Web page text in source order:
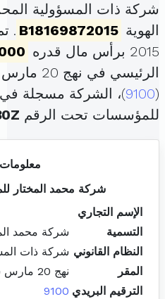
شركة ذات المسؤولية
الهوية B18169872015
2015 برأس مال قدره
5000
الرئيسي
(
9100)، الشركة مسجلة
للمؤسسات تحت الرقم
شركة محمد المختار
الإسم التجاري
التسمية
شركة محمد
النظام القانوني شركة ذات
المقر
نهج 20 مارس سيدي بوزيد الغربية
الترقيم البريدي 9100